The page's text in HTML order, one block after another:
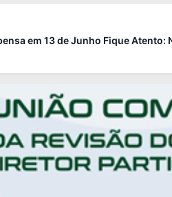
em 13 de Junho Fique Atento: